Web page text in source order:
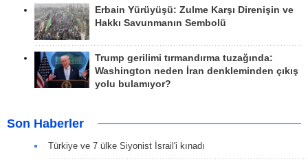
Erbain Yürüyüşü: Zulme Karşı Direnişin ve
Hakkı Savunmanın Sembolü
Trump gerilimi tırmandırma tuzağında:
Washington neden İran denkleminden çıkış
yolu bulamıyor?
Son Haberler
Türkiye ve 7 ülke Siyonist İsrail'i kınadı